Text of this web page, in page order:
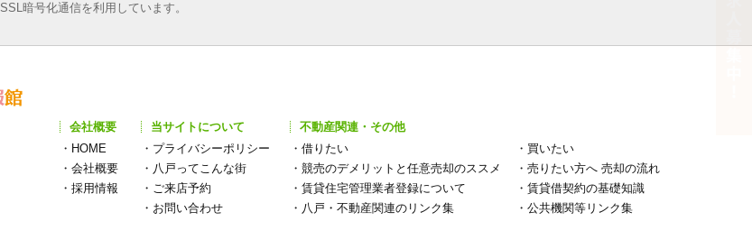
SSL暗号化通信を利用しています。
会社概要
・ HOME
・ 会社概要
・ 採用情報
当サイトについて
・ プライバシーポリシー
・ 八戸ってこんな街
・ ご来店予約
・ お問い合わせ
不動産関連・その他
・ 借りたい ・ 買いたい
・ 競売のデメリットと任意売却のススメ ・ 売りたい方へ 売却の流れ
・ 賃貸住宅管理業者登録について ・ 賃貸借契約の基礎知識
・ 八戸・不動産関連のリンク集 ・ 公共機関等リンク集